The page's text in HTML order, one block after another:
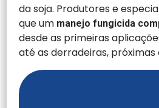
da soja. Produtores e
que um manejo fungicida
desde as primeiras
até as derradeiras, próximas